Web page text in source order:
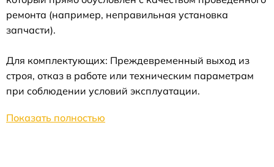
ремонта (например, неправильная установка
запчасти).
Для комплектующих: Преждевременный выход из
строя, отказ в работе или техническим параметрам
при соблюдении условий эксплуатации.
Показать полностью